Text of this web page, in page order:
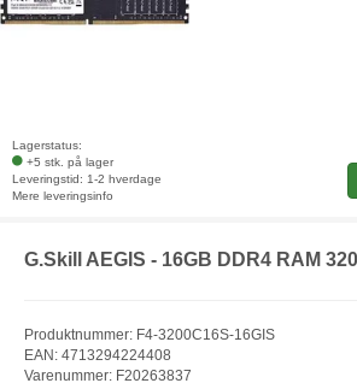
Lagerstatus:
+5 stk. på lager
Leveringstid: 1-2 hverdage
Mere leveringsinfo
G.Skill AEGIS - 16GB DDR4 RAM
Produktnummer: F4-3200C16S-16GIS
EAN: 4713294224408
Varenummer: F20263837